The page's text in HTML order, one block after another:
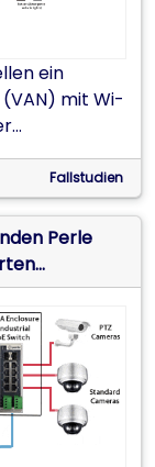
ein
mit Wi-
in
geliefert
Fallstudien
Perle
aus der